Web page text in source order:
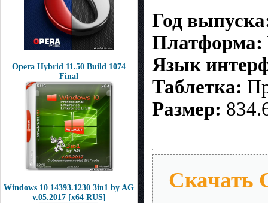
Opera Hybrid 11.50 Build 1074
Final
Windows 10 14393.1230 3in1 by AG
v.05.2017 [x64 RUS]
Год
Платформа:
Язык
Таблетка:
Размер:
Скачать